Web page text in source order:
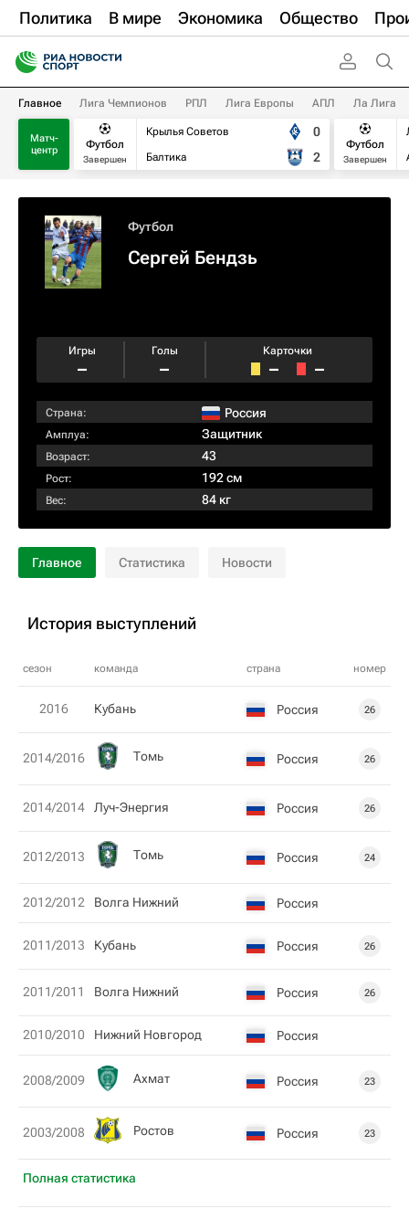
Политика В мире Экономика Общество
Главное Лига Чемпионов РПЛ Лига Европы АПЛ Ла Лига
Матч-
центр
Футбол
Завершен
Крылья Советов
Балтика
0
2
Футбол
Завершен
Футбол
Сергей Бендзь
Игры
–
Голы
–
Карточки
– –
Страна: Россия
Амплуа: Защитник
Возраст: 43
Рост: 192 см
Вес: 84 кг
Главное Статистика Новости
История выступлений
сезон команда страна номер
Полная статистика
2016 Кубань Россия 26
2014/2016 Томь Россия 26
2014/2014 Луч-Энергия Россия 26
2012/2013 Томь Россия 24
2012/2012 Волга Нижний Россия
2011/2013 Кубань Россия 26
2011/2011 Волга Нижний Россия 26
2010/2010 Нижний Новгород Россия
2008/2009 Ахмат Россия 23
2003/2008 Ростов Россия 23